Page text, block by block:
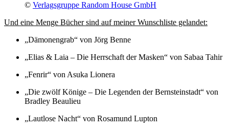
© Verlagsgruppe Random House GmbH
Und eine Menge Bücher sind auf meiner Wunschliste gelandet:
„Dämonengrab“ von Jörg Benne
„Elias & Laia – Die Herrschaft der Masken“ von Sabaa Tahir
„Fenrir“ von Asuka Lionera
„Die zwölf Könige – Die Legenden der Bernsteinstadt“ von
Bradley Beaulieu
„Lautlose Nacht“ von Rosamund Lupton